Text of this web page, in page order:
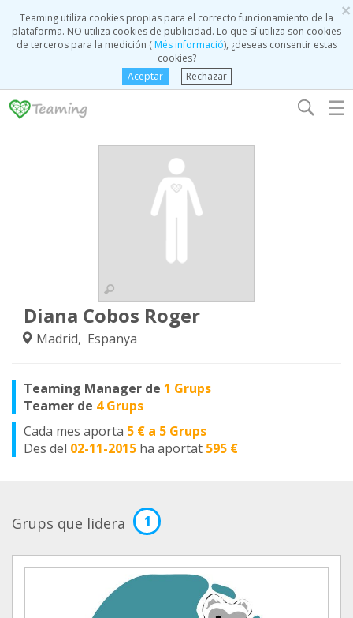
×
Teaming utiliza cookies propias para el correcto funcionamiento de la
plataforma. NO utiliza cookies de publicidad. Lo que sí utiliza son cookies
de terceros para la medición (Més informació), ¿deseas consentir estas
cookies?
Aceptar
Rechazar
☰
Diana Cobos Roger
Madrid, Espanya
Teaming Manager de 1 Grups
Teamer de 4 Grups
Cada mes aporta 5 € a 5 Grups
Des del 02-11-2015 ha aportat 595 €
Grups que lidera 1